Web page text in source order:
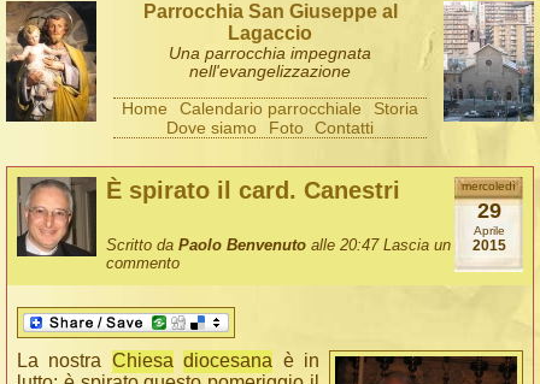
Parrocchia San Giuseppe al
Lagaccio
Una parrocchia impegnata
nell'evangelizzazione
Home Calendario parrocchiale
Storia
Dove siamo
Foto Contatti
mercoledì
29
Aprile
2015
È spirato il card. Canestri
Scritto da Paolo Benvenuto alle 20:47 Lascia un
commento
La nostra Chiesa diocesana è in